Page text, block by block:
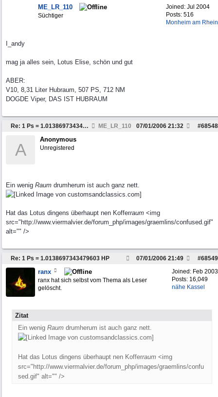
Joined: Jul 2004
Posts: 516
Monheim am Rhein
ME_LR_110
Süchtiger
I_andy
mag ja alles sein, Lotus Elise, schön und gut
ABER:
V10, 8,31 Liter Hubraum, 507 PS, 712 NM
DOGDE Viper, DAS IST HUBRAUM
Re: 1 Ps = 1.0138697343479603 HP ME_LR_110 #68548
07/01/2006 21:32
A
Anonymous
Unregistered
Ein wenig Raum drumherum ist auch ganz nett.
Hat das Lotus dingens überhaupt nen Kofferraum <img
src="http://www.viermalvier.de/forum_php/images/graemlins/confused.gif"
alt="" />
Re: 1 Ps = 1.0138697343479603 HP #68549
07/01/2006 21:49
Joined: Feb 2003
Posts: 16,049
nähe Kassel
ranx
ranx hat sich selbst vom Thema als Leser
gelöscht.
Zitat
Ein wenig Raum drumherum ist auch ganz nett.
Hat das Lotus dingens überhaupt nen Kofferraum <img
src="http://www.viermalvier.de/forum_php/images/graemlins/confu
sed.gif" alt="" />